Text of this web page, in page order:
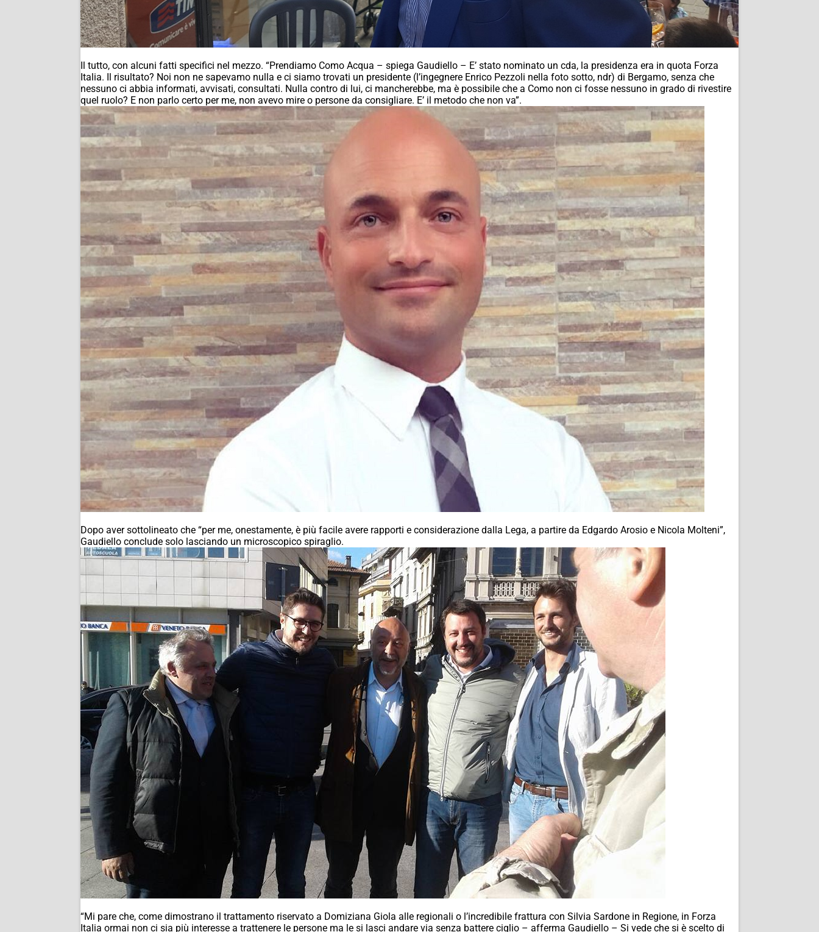
Il tutto, con alcuni fatti specifici nel mezzo. “Prendiamo Como Acqua – spiega Gaudiello – E’ stato nominato un cda, la presidenza era in quota Forza
Italia. Il risultato? Noi non ne sapevamo nulla e ci siamo trovati un presidente (l’ingegnere Enrico Pezzoli nella foto sotto, ndr) di Bergamo, senza che
nessuno ci abbia informati, avvisati, consultati. Nulla contro di lui, ci mancherebbe, ma è possibile che a Como non ci fosse nessuno in grado di rivestire
quel ruolo? E non parlo certo per me, non avevo mire o persone da consigliare. E’ il metodo che non va”.
Dopo aver sottolineato che “per me, onestamente, è più facile avere rapporti e considerazione dalla Lega, a partire da Edgardo Arosio e Nicola Molteni”,
Gaudiello conclude solo lasciando un microscopico spiraglio.
“Mi pare che, come dimostrano il trattamento riservato a Domiziana Giola alle regionali o l’incredibile frattura con Silvia Sardone in Regione, in Forza
Italia ormai non ci sia più interesse a trattenere le persone ma le si lasci andare via senza battere ciglio – afferma Gaudiello – Si vede che si è scelto di